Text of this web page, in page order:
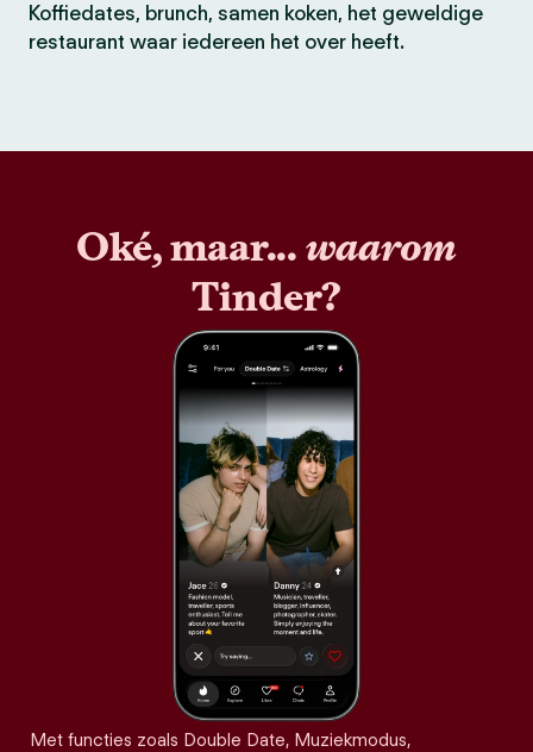
Koffiedates, brunch, samen koken, het geweldige
restaurant waar iedereen het over heeft.
Oké, maar...waarom
Tinder?
Met functies zoals Double Date, Muziekmodus,